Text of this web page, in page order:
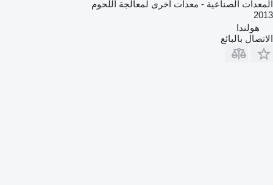
المعدات الصناعية - معدات أخرى لمعالجة اللحوم
2013
هولندا
الاتصال بالبائع